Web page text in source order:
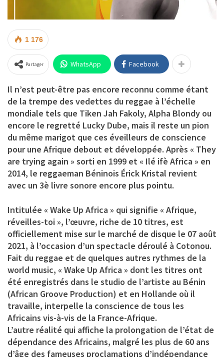
1 176
Partager WhatsApp Facebook
Il n’est peut-être pas encore reconnu comme étant
de la trempe des vedettes du reggae à l’échelle
mondiale tels que Tiken Jah Fakoly, Alpha Blondy ou
encore le regretté Lucky Dube, mais il reste un pion
du même marigot que ces éveilleurs de conscience
pour une Afrique debout et développée. Après « They
are trying again » sorti en 1999 et « Ilé ifè Africa » en
2014, le reggaeman Béninois Érick Kristal revient
avec un 3è livre sonore encore plus pointu.
Intitulée « Wake Up Africa » qui signifie « Afrique,
réveilles-toi », l’œuvre, riche de 10 titres, est
officiellement mise sur le marché de disque le 07 août
2021, à l’occasion d’un spectacle déroulé à Cotonou.
Fait du reggae et de quelques autres rythmes de la
world music, « Wake Up Africa » dont les titres ont
été enregistrés dans le studio de l’artiste au Bénin
(African Groove Production) et en Hollande où il
travaille, interpelle la conscience de tous les
Africains vis-à-vis de la France-Afrique.
L’autre réalité qui affiche la prolongation de l’état de
dépendance des Africains, malgré les plus de 60 ans
d’âge des fameuses proclamations d’indépendance